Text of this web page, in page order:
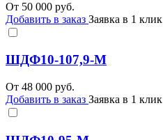
От 50 000 руб.
Добавить в заказ Заявка в 1 клик
ШДФ10-107,9-М
От 48 000 руб.
Добавить в заказ Заявка в 1 клик